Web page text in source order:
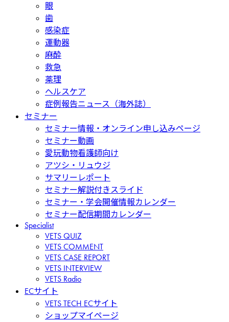
眼
歯
感染症
運動器
麻酔
救急
薬理
ヘルスケア
症例報告ニュース（海外誌）
セミナー
セミナー情報・オンライン申し込みページ
セミナー動画
愛玩動物看護師向け
アツシ・リュウジ
サマリーレポート
セミナー解説付きスライド
セミナー・学会開催情報カレンダー
セミナー配信期間カレンダー
Specialist
VETS QUIZ
VETS COMMENT
VETS CASE REPORT
VETS INTERVIEW
VETS Radio
ECサイト
VETS TECH ECサイト
ショップマイページ